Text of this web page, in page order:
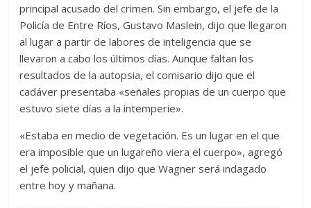
principal acusado del crimen. Sin embargo, el jefe de la
Policía de Entre Ríos, Gustavo Maslein, dijo que llegaron
al lugar a partir de labores de inteligencia que se
llevaron a cabo los últimos días. Aunque faltan los
resultados de la autopsia, el comisario dijo que el
cadáver presentaba «señales propias de un cuerpo que
estuvo siete días a la intemperie».
«Estaba en medio de vegetación. Es un lugar en el que
era imposible que un lugareño viera el cuerpo», agregó
el jefe policial, quien dijo que Wagner será indagado
entre hoy y mañana.